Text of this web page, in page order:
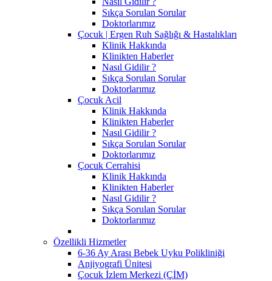
Sıkça Sorulan Sorular
Doktorlarımız
Çocuk | Ergen Ruh Sağlığı & Hastalıkları
Klinik Hakkında
Klinikten Haberler
Nasıl Gidilir ?
Sıkça Sorulan Sorular
Doktorlarımız
Çocuk Acil
Klinik Hakkında
Klinikten Haberler
Nasıl Gidilir ?
Sıkça Sorulan Sorular
Doktorlarımız
Çocuk Cerrahisi
Klinik Hakkında
Klinikten Haberler
Nasıl Gidilir ?
Sıkça Sorulan Sorular
Doktorlarımız
Özellikli Hizmetler
6-36 Ay Arası Bebek Uyku Polikliniği
Anjiyografi Ünitesi
Çocuk İzlem Merkezi (ÇİM)